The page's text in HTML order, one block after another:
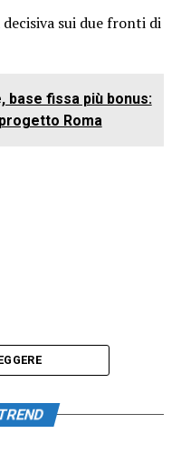
sui due fronti di
base fissa più bonus:
Roma